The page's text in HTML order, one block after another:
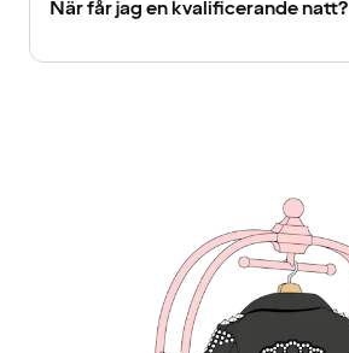
När får jag en kvalificerande natt?